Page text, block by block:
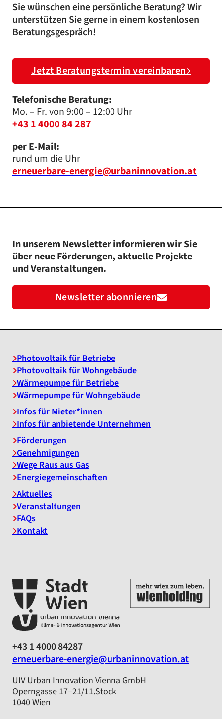
Sie wünschen eine persönliche Beratung? Wir
unterstützen Sie gerne in einem kostenlosen
Beratungsgespräch!
Jetzt Beratungstermin vereinbaren
Telefonische Beratung:
Mo. – Fr. von 9:00 – 12:00 Uhr
+43 1 4000 84 287
per E-Mail:
rund um die Uhr
erneuerbare-energie@urbaninnovation.at
In unserem Newsletter informieren wir Sie
über neue Förderungen, aktuelle Projekte
und Veranstaltungen.
Newsletter abonnieren
Photovoltaik für Betriebe
Photovoltaik für Wohngebäude
Wärmepumpe für Betriebe
Wärmepumpe für Wohngebäude
Infos für Mieter*innen
Infos für anbietende Unternehmen
Förderungen
Genehmigungen
Wege Raus aus Gas
Energiegemeinschaften
Aktuelles
Veranstaltungen
FAQs
Kontakt
+43 1 4000 84287
erneuerbare-energie@urbaninnovation.at
UIV Urban Innovation Vienna GmbH
Operngasse 17–21/11.Stock
1040 Wien